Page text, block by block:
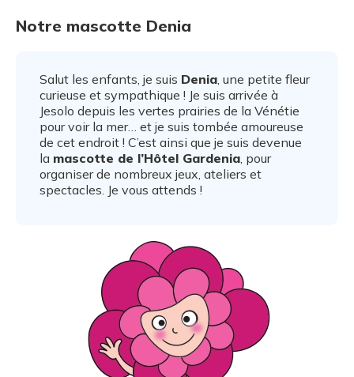
Notre mascotte Denia
Salut les enfants, je suis Denia , une petite fleur
curieuse et sympathique ! Je suis arrivée à
Jesolo depuis les vertes prairies de la Vénétie
pour voir la mer… et je suis tombée amoureuse
de cet endroit ! C’est ainsi que je suis devenue
la mascotte de l’Hôtel Gardenia , pour
organiser de nombreux jeux, ateliers et
spectacles. Je vous attends !